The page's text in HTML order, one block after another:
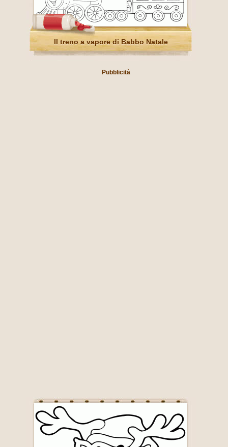
Il treno a vapore di Babbo Natale
Pubblicità